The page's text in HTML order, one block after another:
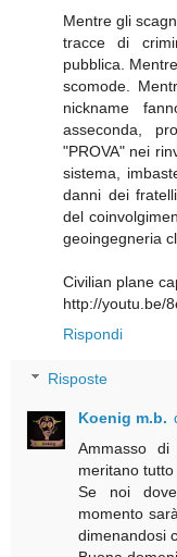
Mentre gli
tracce di
pubblica.
scomode.
nickname
asseconda,
"PROVA" nei
sistema,
danni dei
del
geoingegneria
Civilian plane
http://youtu.be/
Rispondi
Risposte
Koenig m.b.
Ammasso
meritano
Se noi
momento
dimenandosi